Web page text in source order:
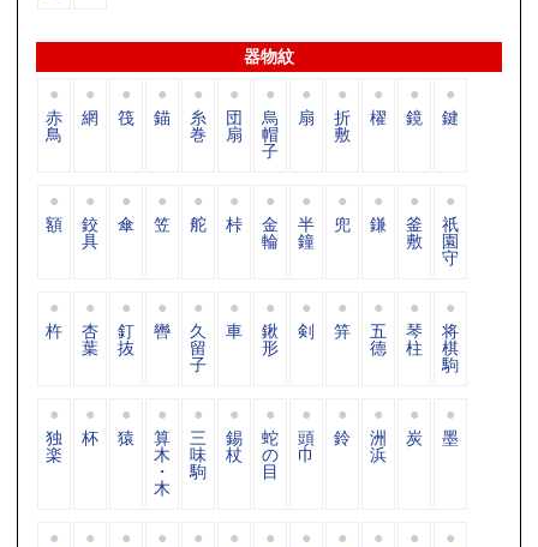
器物紋
赤
鳥
網 筏 錨 糸
巻
団
扇
烏
帽
子
扇 折
敷
櫂 鏡 鍵
額 鉸
具
傘 笠 舵 桛 金
輪
半
鐘
兜 鎌 釜
敷
祇
園
守
杵 杏
葉
釘
抜
轡 久
留
子
車 鍬
形
剣 笄 五
德
琴
柱
将
棋
駒
独
楽
杯 猿 算
木
・
木
三
味
駒
錫
杖
蛇
の
目
頭
巾
鈴 洲
浜
炭 墨